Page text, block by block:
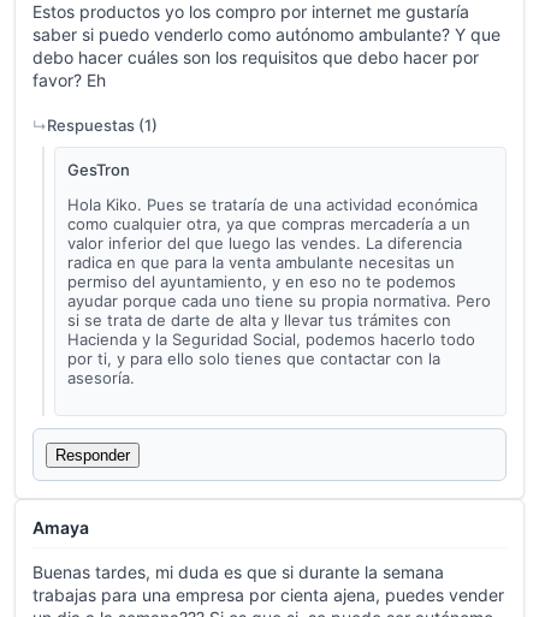
Estos productos yo los compro por internet me gustaría
saber si puedo venderlo como autónomo ambulante? Y que
debo hacer cuáles son los requisitos que debo hacer por
favor? Eh
Respuestas (1)
GesTron
Hola Kiko. Pues se trataría de una actividad económica
como cualquier otra, ya que compras mercadería a un
valor inferior del que luego las vendes. La diferencia
radica en que para la venta ambulante necesitas un
permiso del ayuntamiento, y en eso no te podemos
ayudar porque cada uno tiene su propia normativa. Pero
si se trata de darte de alta y llevar tus trámites con
Hacienda y la Seguridad Social, podemos hacerlo todo
por ti, y para ello solo tienes que contactar con la
asesoría.
Responder
Amaya
Buenas tardes, mi duda es que si durante la semana
trabajas para una empresa por cienta ajena, puedes vender